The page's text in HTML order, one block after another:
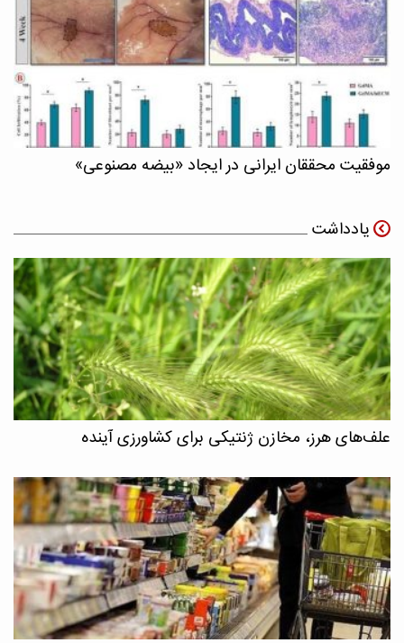
موفقیت محققان ایرانی در ایجاد «بیضه مصنوعی»
یادداشت
علف‌های هرز، مخازن ژنتیکی برای کشاورزی آینده